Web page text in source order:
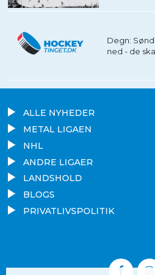
Degn:
ned - de
ALLE NYHEDER
METAL LIGAEN
NHL
ANDRE LIGAER
LANDSHOLD
BLOGS
PRIVATLIVSPOLITIK